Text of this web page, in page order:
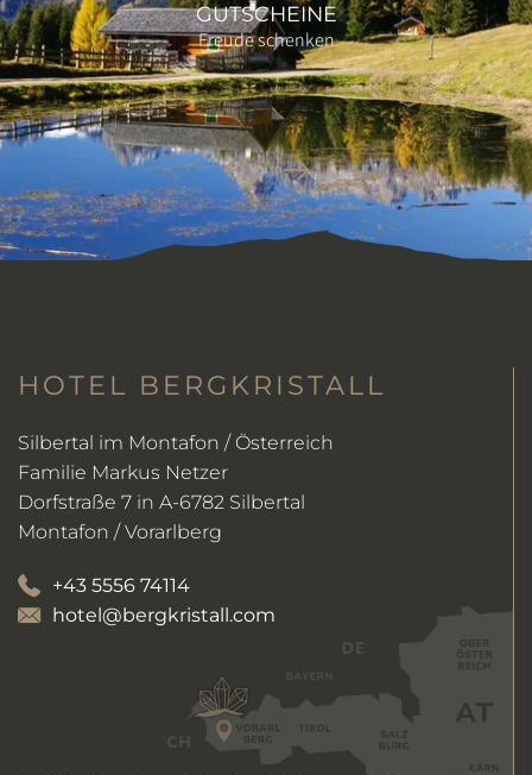
GUTSCHEINE
Freude schenken
HOTEL BERGKRISTALL
Silbertal im Montafon / Österreich
Familie Markus Netzer
Dorfstraße 7 in A-6782 Silbertal
Montafon / Vorarlberg
+43 5556 74114
hotel@bergkristall.com